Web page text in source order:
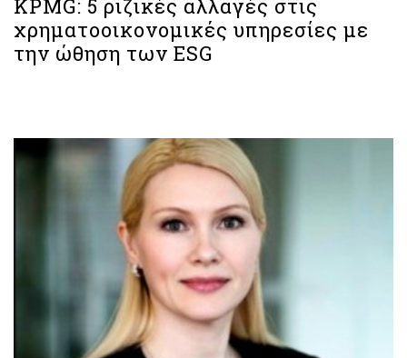
ΚPMG: 5 ριζικές αλλαγές στις
χρηματοοικονομικές υπηρεσίες με
την ώθηση των ESG